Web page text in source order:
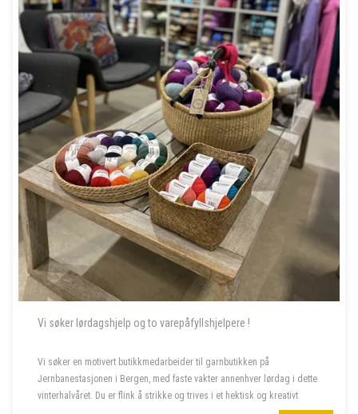
Vi søker lørdagshjelp og to varepåfyllshjelpere !
Vi søker en motivert butikkmedarbeider til garnbutikken på
Jernbanestasjonen i Bergen, med faste vakter annenhver lørdag i dette
vinterhalvåret. Du er flink å strikke og trives i et hektisk og kreativt